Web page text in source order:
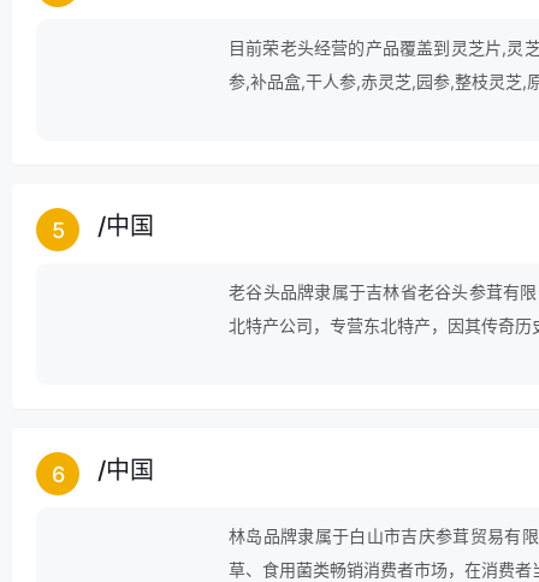
目前荣老头经营的产品覆盖到灵芝片,灵
参,补品盒,干人参,赤灵芝,园参,整枝灵芝,
5 /中国
老谷头品牌隶属于吉林省老谷头参茸有
北特产公司，专营东北特产，因其传奇
6 /中国
林岛品牌隶属于白山市吉庆参茸贸易有
草、食用菌类畅销消费者市场，在消费